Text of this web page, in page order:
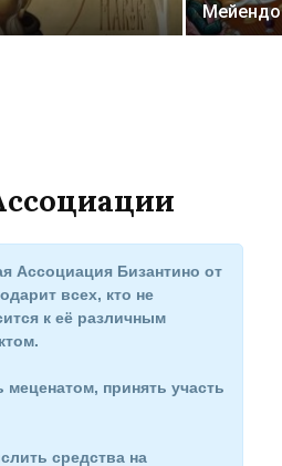
Ассоциация Бизантино от
всех, кто не
к её различным
принять участь
средства на